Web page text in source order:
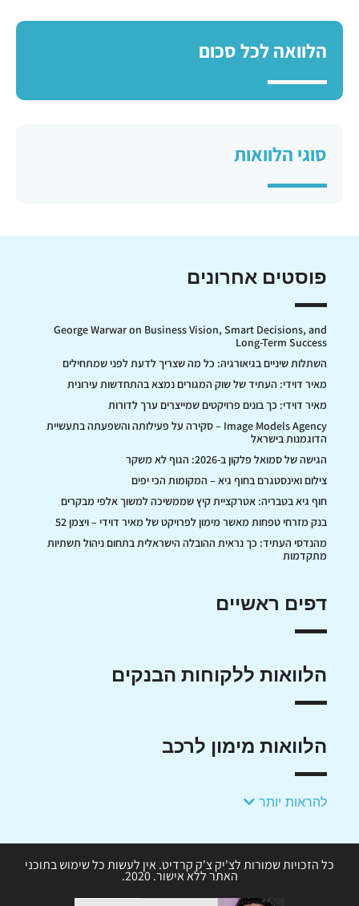
הלוואה לכל סכום
סוגי הלוואות
פוסטים אחרונים
George Warwar on Business Vision, Smart Decisions, and
Long-Term Success
השתלות שיניים בגיאורגיה: כל מה שצריך לדעת לפני שמתחילים
מאיר דוידי: העתיד של שוק המגורים נמצא בהתחדשות עירונית
מאיר דוידי: כך בונים פרויקטים שמייצרים ערך לדורות
Image Models Agency – סקירה על פעילותה והשפעתה בתעשיית
הדוגמנות בישראל
הגישה של סמואל פלקון ב-2026: הגוף לא משקר
צילום ואינסטגרם בחוף גיא – המקומות הכי יפים
חוף גיא בטבריה: אטרקציית קיץ שממשיכה למשוך אלפי מבקרים
בנק מזרחי טפחות מאשר מימון לפרויקט של מאיר דוידי – ויצמן 52
מהנדסי העתיד: כך נראית ההובלה הישראלית בתחום ניהול תשתיות
מתקדמות
דפים ראשיים
הלוואות ללקוחות הבנקים
הלוואות מימון לרכב
להראות יותר
כל הזכויות שמורות לצ'יק צ'ק קרדיט. אין לעשות כל שימוש בתוכני
האתר ללא אישור. 2020.